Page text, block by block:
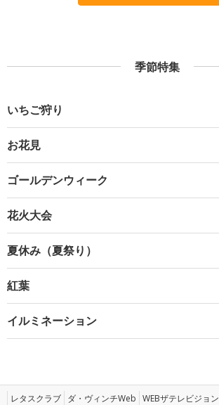
季節特集
いちご狩り
お花見
ゴールデンウィーク
花火大会
夏休み（夏祭り）
紅葉
イルミネーション
レタスクラブ ダ・ヴィンチWeb WEBザテレビジョン